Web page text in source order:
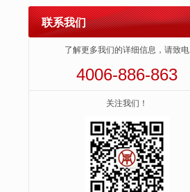
联系我们
了解更多我们的详细信息，请致电
4006-886-863
关注我们！